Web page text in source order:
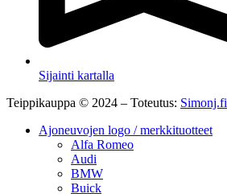
Sijainti kartalla
Teippikauppa © 2024 – Toteutus: Simonj.fi
Ajoneuvojen logo / merkkituotteet
Alfa Romeo
Audi
BMW
Buick